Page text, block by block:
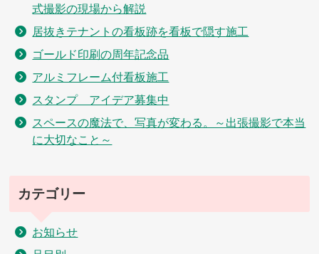
式撮影の現場から解説
居抜きテナントの看板跡を看板で隠す施工
ゴールド印刷の周年記念品
アルミフレーム付看板施工
スタンプ アイデア募集中
スペースの魔法で、写真が変わる。～出張撮影で本当
に大切なこと～
カテゴリー
お知らせ